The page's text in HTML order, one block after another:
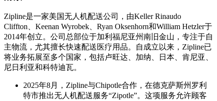
Zipline是一家美国无人机配送公司，由Keller Rinaudo
Cliffton、Keenan Wyrobek、Ryan Oksenhorn和William Hetzler于
2014年创立。公司总部位于加利福尼亚州南旧金山，专注于自
主物流，尤其擅长快速配送医疗用品。自成立以来，Zipline已
将业务拓展至多个国家，包括卢旺达、加纳、日本、肯尼亚、
尼日利亚和科特迪瓦。
2025年8月，Zipline与Chipotle合作，在德克萨斯州罗利
特市推出无人机配送服务“Zipotle”。这项服务允许顾客